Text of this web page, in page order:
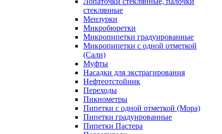
стеклянные
Мензурки
Микробюретки
Микропипетки градуированные
Микропипетки с одной отметкой
(Сали)
Муфты
Насадки для экстрагирования
Нефтеотстойник
Переходы
Пикнометры
Пипетки с одной отметкой (Мора)
Пипетки градуированные
Пипетки Пастера